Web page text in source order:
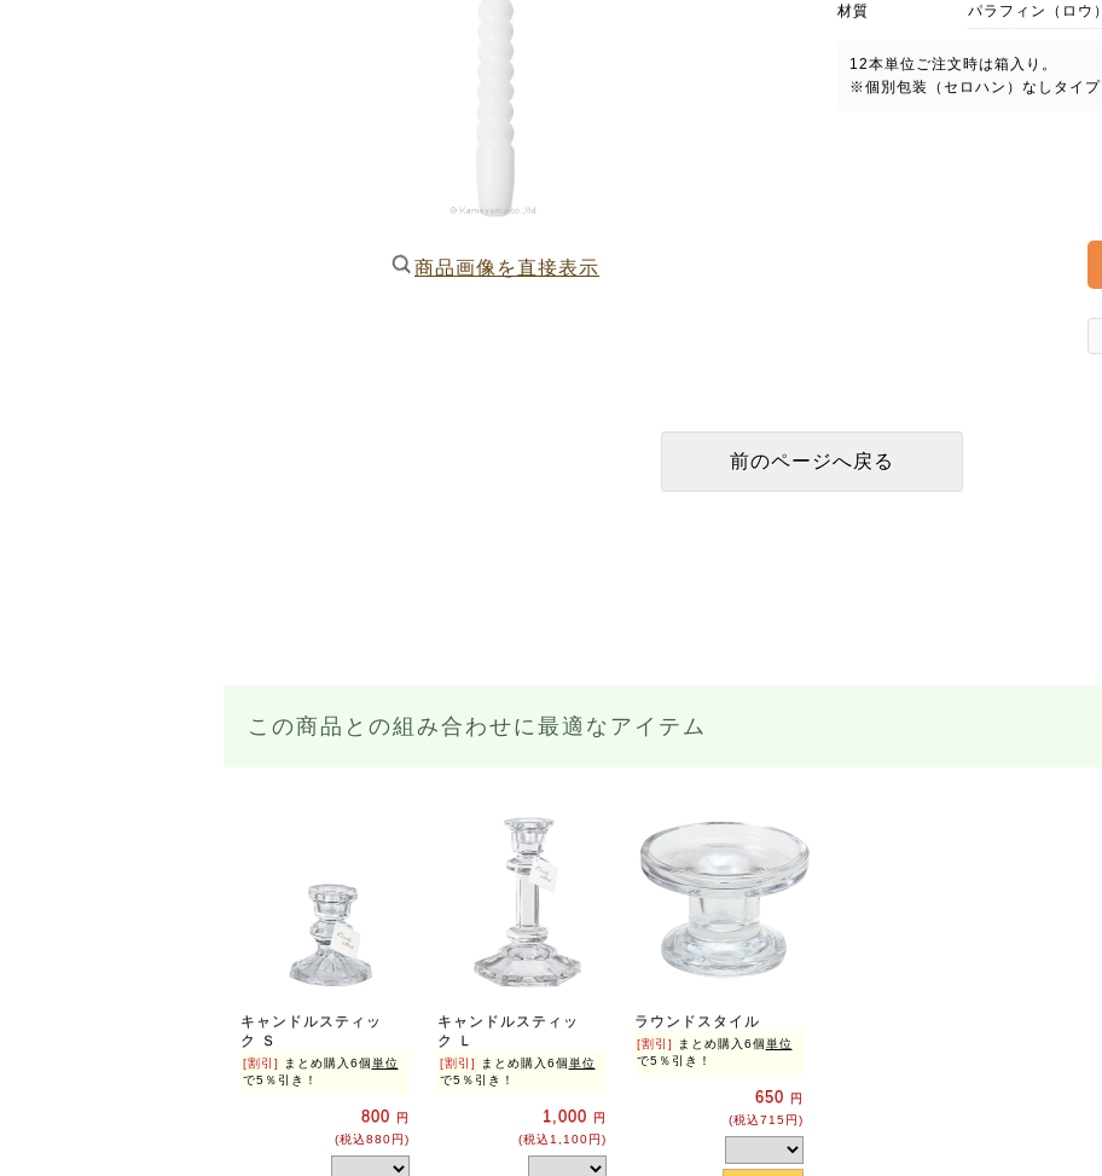
商品画像を直接表示
材質 パラフィン（ロウ）
12本単位ご注文時は箱入り。
※個別包装（セロハン）なしタイプ
この商品との組み合わせに最適なアイテム
キャンドルスティッ
ク Ｓ
[割引] まとめ購入6個 単位
で5％引き！
800
円
(税込880円)
キャンドルスティッ
ク Ｌ
[割引] まとめ購入6個 単位
で5％引き！
1,000
円
(税込1,100円)
ラウンドスタイル
[割引] まとめ購入6個 単位
で5％引き！
650
円
(税込715円)